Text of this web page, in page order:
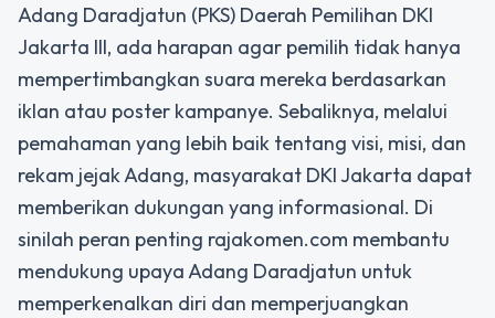
Adang Daradjatun (PKS) Daerah Pemilihan DKI
Jakarta III, ada harapan agar pemilih tidak hanya
mempertimbangkan suara mereka berdasarkan
iklan atau poster kampanye. Sebaliknya, melalui
pemahaman yang lebih baik tentang visi, misi, dan
rekam jejak Adang, masyarakat DKI Jakarta dapat
memberikan dukungan yang informasional. Di
sinilah peran penting rajakomen.com membantu
mendukung upaya Adang Daradjatun untuk
memperkenalkan diri dan memperjuangkan